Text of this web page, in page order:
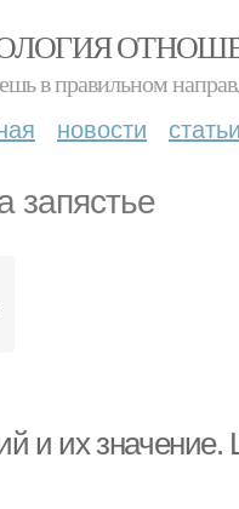
в правильном
новости статьи
запястье
и их